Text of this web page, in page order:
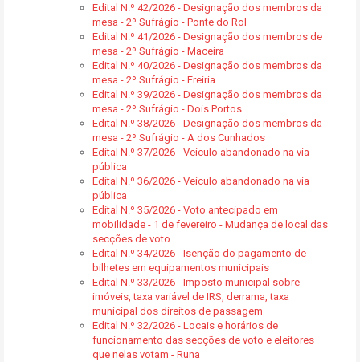
Edital N.º 42/2026 - Designação dos membros da
mesa - 2º Sufrágio - Ponte do Rol
Edital N.º 41/2026 - Designação dos membros de
mesa - 2º Sufrágio - Maceira
Edital N.º 40/2026 - Designação dos membros da
mesa - 2º Sufrágio - Freiria
Edital N.º 39/2026 - Designação dos membros da
mesa - 2º Sufrágio - Dois Portos
Edital N.º 38/2026 - Designação dos membros da
mesa - 2º Sufrágio - A dos Cunhados
Edital N.º 37/2026 - Veículo abandonado na via
pública
Edital N.º 36/2026 - Veículo abandonado na via
pública
Edital N.º 35/2026 - Voto antecipado em
mobilidade - 1 de fevereiro - Mudança de local das
secções de voto
Edital N.º 34/2026 - Isenção do pagamento de
bilhetes em equipamentos municipais
Edital N.º 33/2026 - Imposto municipal sobre
imóveis, taxa variável de IRS, derrama, taxa
municipal dos direitos de passagem
Edital N.º 32/2026 - Locais e horários de
funcionamento das secções de voto e eleitores
que nelas votam - Runa